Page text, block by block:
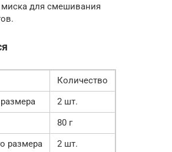
для смешивания
Количество
2 шт.
80 г
размера
2 шт.